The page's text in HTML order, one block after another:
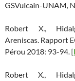
GSVulcain-UNAM,
Robert X.,
Areniscas. Rapport
Pérou 2018: 93-94. [
Robert X.,